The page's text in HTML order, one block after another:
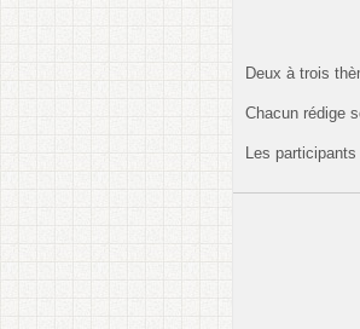
Deux à trois
Chacun rédige
Les